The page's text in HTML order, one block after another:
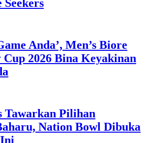
Anda’, Men’s Biore
2026 Bina Keyakinan
Tawarkan Pilihan
Nation Bowl Dibuka